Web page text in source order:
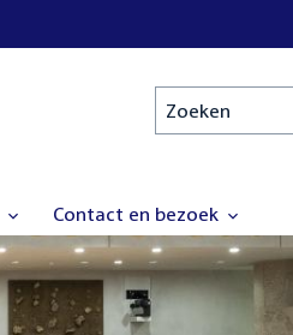
Zoeken
Contact en bezoek